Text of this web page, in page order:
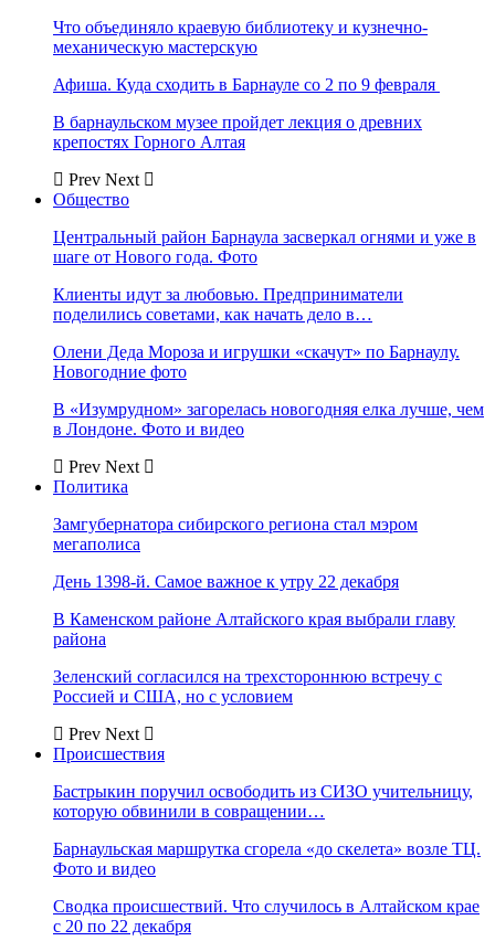
Что объединяло краевую библиотеку и кузнечно-
механическую мастерскую
Афиша. Куда сходить в Барнауле со 2 по 9 февраля
В барнаульском музее пройдет лекция о древних
крепостях Горного Алтая
Prev Next
Общество
Центральный район Барнаула засверкал огнями и уже в
шаге от Нового года. Фото
Клиенты идут за любовью. Предприниматели
поделились советами, как начать дело в…
Олени Деда Мороза и игрушки «скачут» по Барнаулу.
Новогодние фото
В «Изумрудном» загорелась новогодняя елка лучше, чем
в Лондоне. Фото и видео
Prev Next
Политика
Замгубернатора сибирского региона стал мэром
мегаполиса
День 1398-й. Самое важное к утру 22 декабря
В Каменском районе Алтайского края выбрали главу
района
Зеленский согласился на трехстороннюю встречу с
Россией и США, но с условием
Prev Next
Происшествия
Бастрыкин поручил освободить из СИЗО учительницу,
которую обвинили в совращении…
Барнаульская маршрутка сгорела «до скелета» возле ТЦ.
Фото и видео
Сводка происшествий. Что случилось в Алтайском крае
с 20 по 22 декабря